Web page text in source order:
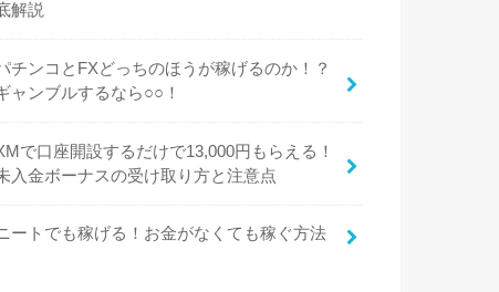
解説
チンコとFXどっちのほうが稼げるのか！？
ャンブルするなら○○！
で口座開設するだけで13,000円もらえる！
入金ボーナスの受け取り方と注意点
ートでも稼げる！お金がなくても稼ぐ方法